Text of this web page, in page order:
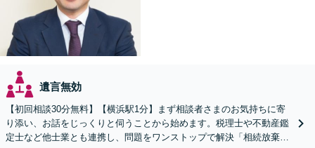
遺言無効
【初回相談30分無料】【横浜駅1分】まず相談者さまのお気持ちに寄
り添い、お話をじっくりと伺うことから始めます。税理士や不動産鑑
定士など他士業とも連携し、問題をワンストップで解決「相続放棄／